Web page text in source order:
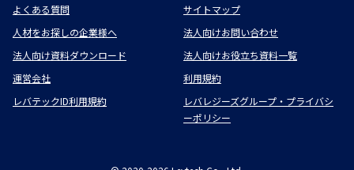
よくある質問
サイトマップ
人材をお探しの企業様へ
法人向けお問い合わせ
法人向け資料ダウンロード
法人向けお役立ち資料一覧
運営会社
利用規約
レバテックID利用規約
レバレジーズグループ・プライバシ
ーポリシー